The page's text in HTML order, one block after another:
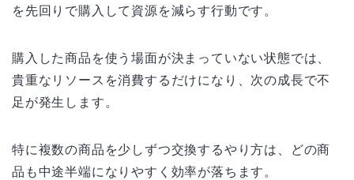
を先回りで購入して資源を減らす行動です。
購入した商品を使う場面が決まっていない状態では、
貴重なリソースを消費するだけになり、次の成長で不
足が発生します。
特に複数の商品を少しずつ交換するやり方は、どの商
品も中途半端になりやすく効率が落ちます。